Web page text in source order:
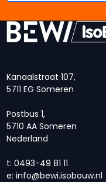
Kanaalstraat 107,
5711 EG Someren
Postbus 1,
5710 AA Someren
Nederland
t: 0493-49 81 11
e: info@bewi.isobouw.nl